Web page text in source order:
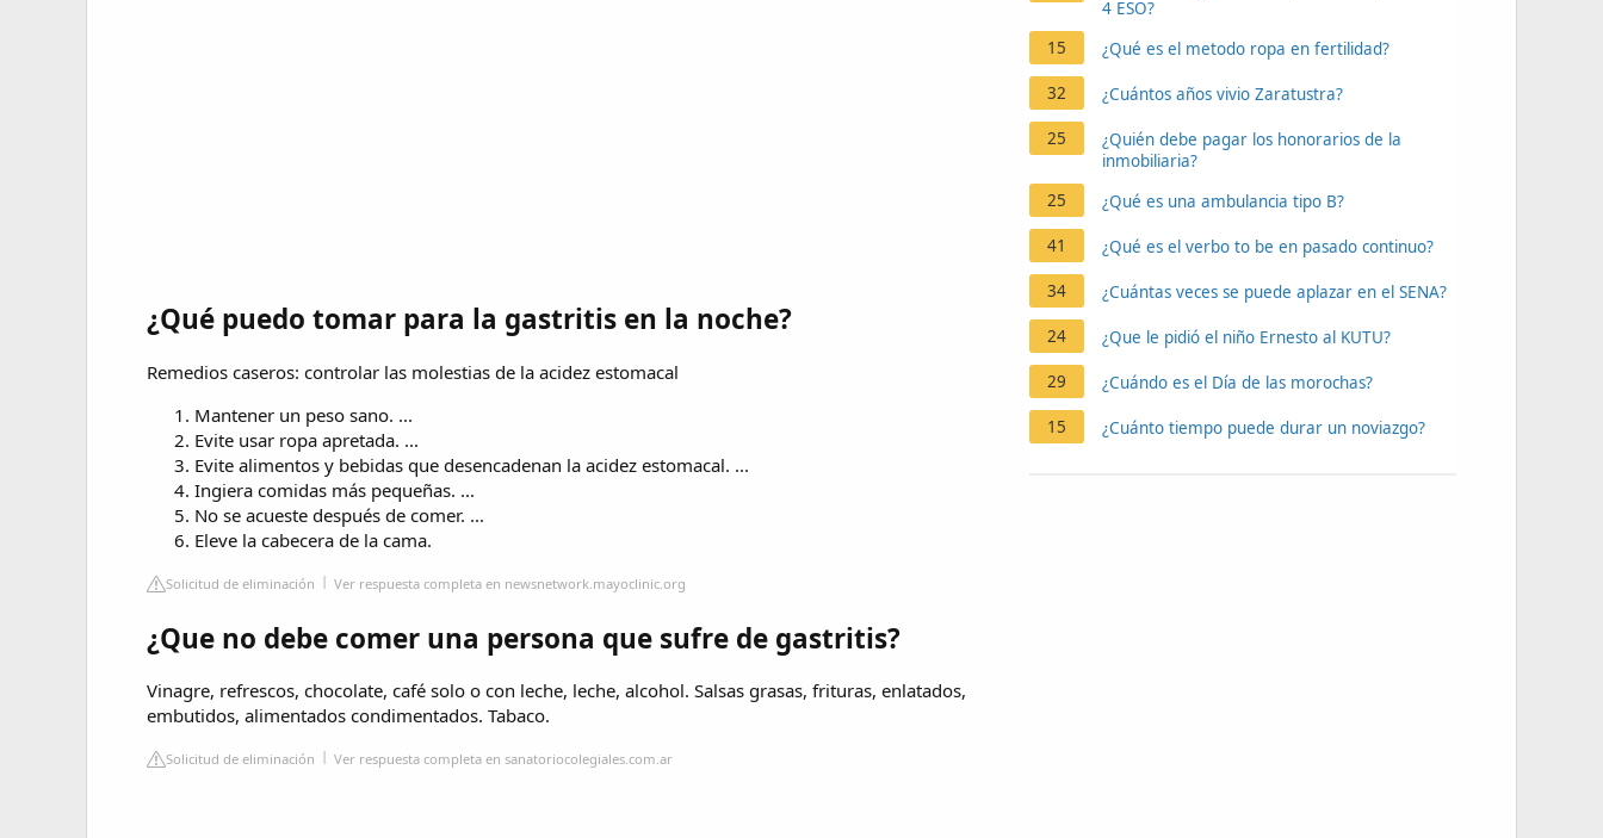
¿Qué puedo tomar para la gastritis en la noche?
Remedios caseros: controlar las molestias de la acidez estomacal
Mantener un peso sano. ...
Evite usar ropa apretada. ...
Evite alimentos y bebidas que desencadenan la acidez estomacal. ...
Ingiera comidas más pequeñas. ...
No se acueste después de comer. ...
Eleve la cabecera de la cama.
Solicitud de eliminación Ver respuesta completa en newsnetwork.mayoclinic.org
¿Que no debe comer una persona que sufre de gastritis?
Vinagre, refrescos, chocolate, café solo o con leche, leche, alcohol. Salsas grasas, frituras, enlatados,
embutidos, alimentados condimentados. Tabaco.
Solicitud de eliminación Ver respuesta completa en sanatoriocolegiales.com.ar
4 ESO?
15
¿Qué es el metodo ropa en fertilidad?
32 ¿Cuántos años vivio Zaratustra?
25
¿Quién debe pagar los honorarios de la
inmobiliaria?
25
¿Qué es una ambulancia tipo B?
41 ¿Qué es el verbo to be en pasado continuo?
34 ¿Cuántas veces se puede aplazar en el SENA?
24 ¿Que le pidió el niño Ernesto al KUTU?
29 ¿Cuándo es el Día de las morochas?
15 ¿Cuánto tiempo puede durar un noviazgo?